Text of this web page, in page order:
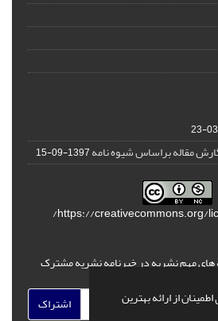
از ارائه بهترین
مقاله براساس شیوه نامه1397-09-15
https://creativecommons.org/
های مهم نشریه در خبرنامه نشریه مشترک
اشتراک